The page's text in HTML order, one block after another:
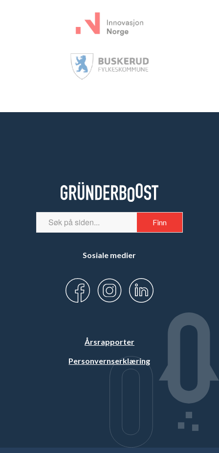
Sosiale medier
Årsrapporter
Personvernserklæring